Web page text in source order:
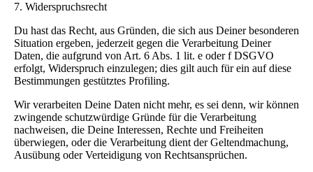
7. Widerspruchsrecht
Du hast das Recht, aus Gründen, die sich aus Deiner besonderen
Situation ergeben, jederzeit gegen die Verarbeitung Deiner
Daten, die aufgrund von Art. 6 Abs. 1 lit. e oder f DSGVO
erfolgt, Widerspruch einzulegen; dies gilt auch für ein auf diese
Bestimmungen gestütztes Profiling.
Wir verarbeiten Deine Daten nicht mehr, es sei denn, wir können
zwingende schutzwürdige Gründe für die Verarbeitung
nachweisen, die Deine Interessen, Rechte und Freiheiten
überwiegen, oder die Verarbeitung dient der Geltendmachung,
Ausübung oder Verteidigung von Rechtsansprüchen.